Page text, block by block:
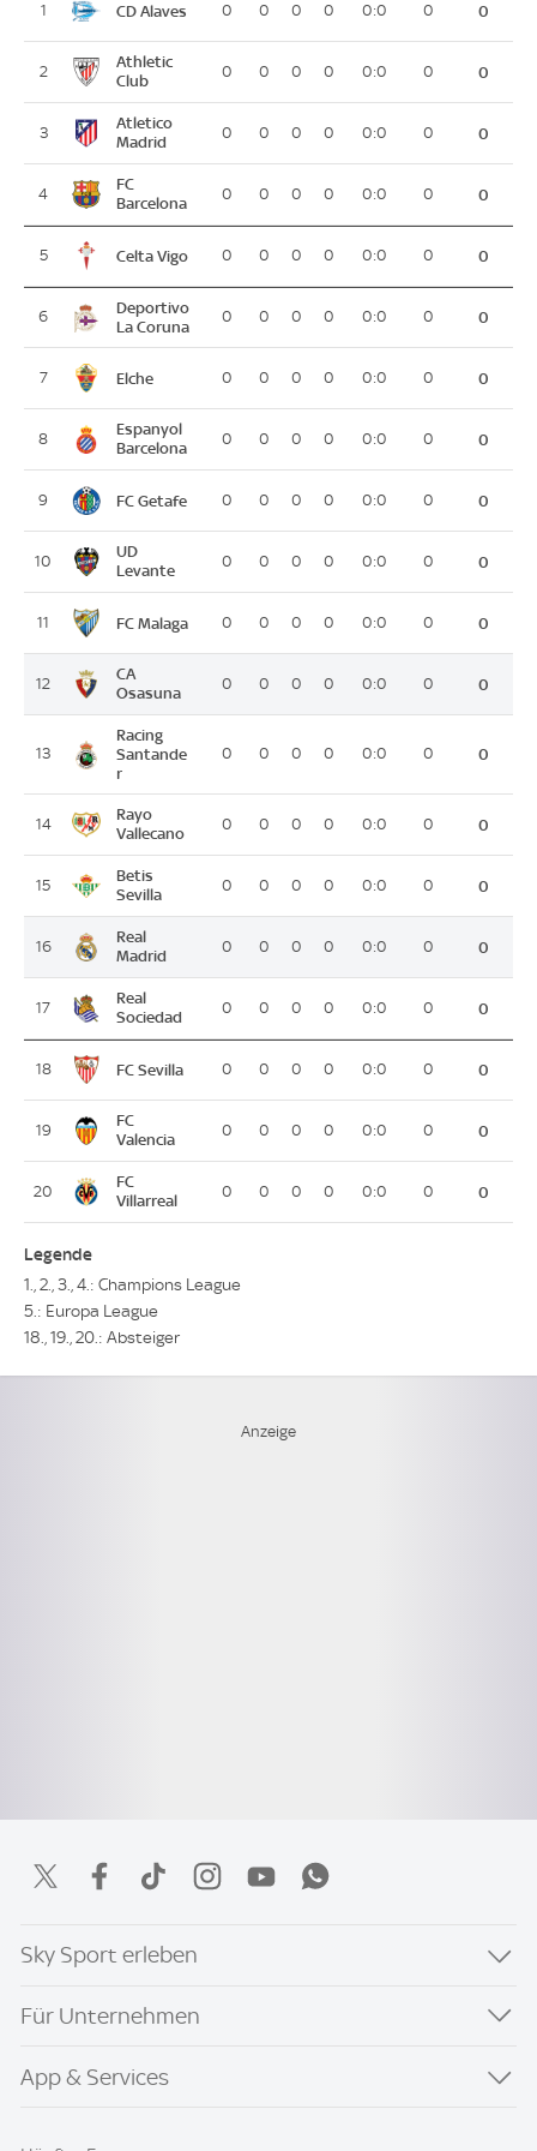
1 CD Alaves 0 0 0 0 0:0 0 0
2
Athletic
Club
0 0 0 0 0:0 0 0
3
Atletico
Madrid
0 0 0 0 0:0 0 0
4
FC
Barcelona
0 0 0 0 0:0 0 0
5 Celta Vigo 0 0 0 0 0:0 0 0
6
Deportivo
La Coruna
0 0 0 0 0:0 0 0
7 Elche 0 0 0 0 0:0 0 0
8
Espanyol
Barcelona
0 0 0 0 0:0 0 0
9 FC Getafe 0 0 0 0 0:0 0 0
10
UD
Levante
0 0 0 0 0:0 0 0
11 FC Malaga 0 0 0 0 0:0 0 0
12
CA
Osasuna
0 0 0 0 0:0 0 0
13
Racing
Santande
r
0 0 0 0 0:0 0 0
14
Rayo
Vallecano
0 0 0 0 0:0 0 0
15
Betis
Sevilla
0 0 0 0 0:0 0 0
16
Real
Madrid
0 0 0 0 0:0 0 0
17
Real
Sociedad
0 0 0 0 0:0 0 0
18 FC Sevilla 0 0 0 0 0:0 0 0
19
FC
Valencia
0 0 0 0 0:0 0 0
20
FC
Villarreal
0 0 0 0 0:0 0 0
Legende
1., 2., 3., 4.: Champions League
5.: Europa League
18., 19., 20.: Absteiger
Sky Sport erleben
Für Unternehmen
App & Services